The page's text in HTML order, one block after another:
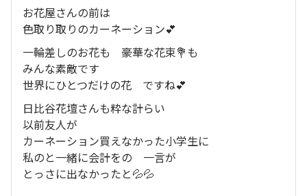
お花屋さんの前は
色取り取りのカーネーション💕
一輪差しのお花も 豪華な花束💐も
みんな素敵です
世界にひとつだけの花 ですね💕
日比谷花壇さんも粋な計らい
以前友人が
カーネーション買えなかった小学生に
私のと一緒に会計をの 一言が
とっさに出なかったと💦💦